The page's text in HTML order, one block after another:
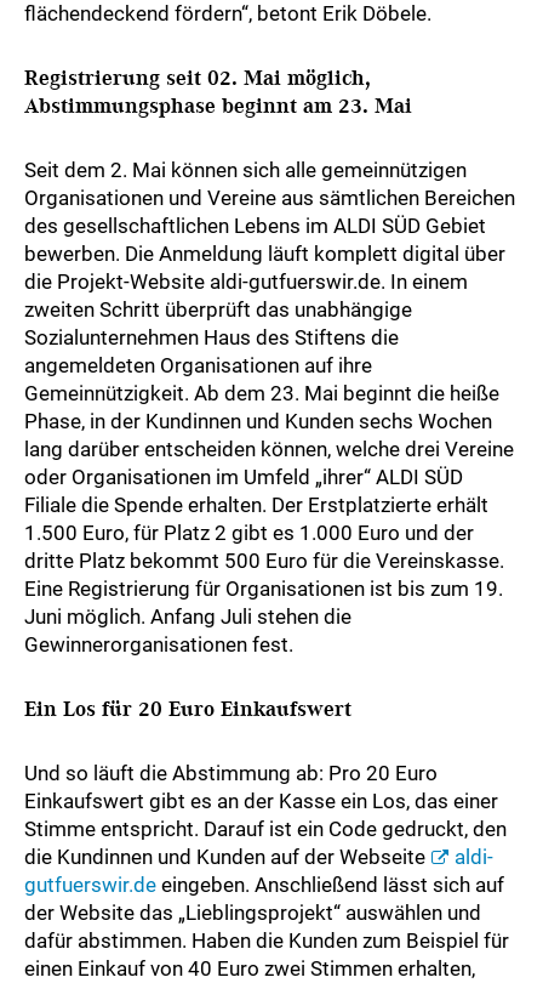
flächendeckend fördern“, betont Erik Döbele.
Registrierung seit 02. Mai möglich,
Abstimmungsphase beginnt am 23. Mai
Seit dem 2. Mai können sich alle gemeinnützigen
Organisationen und Vereine aus sämtlichen Bereichen
des gesellschaftlichen Lebens im ALDI SÜD Gebiet
bewerben. Die Anmeldung läuft komplett digital über
die Projekt-Website aldi-gutfuerswir.de. In einem
zweiten Schritt überprüft das unabhängige
Sozialunternehmen Haus des Stiftens die
angemeldeten Organisationen auf ihre
Gemeinnützigkeit. Ab dem 23. Mai beginnt die heiße
Phase, in der Kundinnen und Kunden sechs Wochen
lang darüber entscheiden können, welche drei Vereine
oder Organisationen im Umfeld „ihrer“ ALDI SÜD
Filiale die Spende erhalten. Der Erstplatzierte erhält
1.500 Euro, für Platz 2 gibt es 1.000 Euro und der
dritte Platz bekommt 500 Euro für die Vereinskasse.
Eine Registrierung für Organisationen ist bis zum 19.
Juni möglich. Anfang Juli stehen die
Gewinnerorganisationen fest.
Ein Los für 20 Euro Einkaufswert
Und so läuft die Abstimmung ab: Pro 20 Euro
Einkaufswert gibt es an der Kasse ein Los, das einer
Stimme entspricht. Darauf ist ein Code gedruckt, den
die Kundinnen und Kunden auf der Webseite
aldi-
gutfuerswir.de eingeben. Anschließend lässt sich auf
der Website das „Lieblingsprojekt“ auswählen und
dafür abstimmen. Haben die Kunden zum Beispiel für
einen Einkauf von 40 Euro zwei Stimmen erhalten,